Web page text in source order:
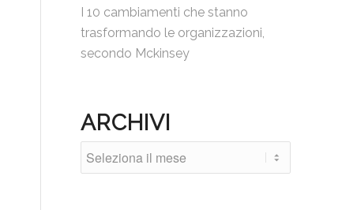
I 10 cambiamenti che stanno
trasformando le organizzazioni,
secondo Mckinsey
ARCHIVI